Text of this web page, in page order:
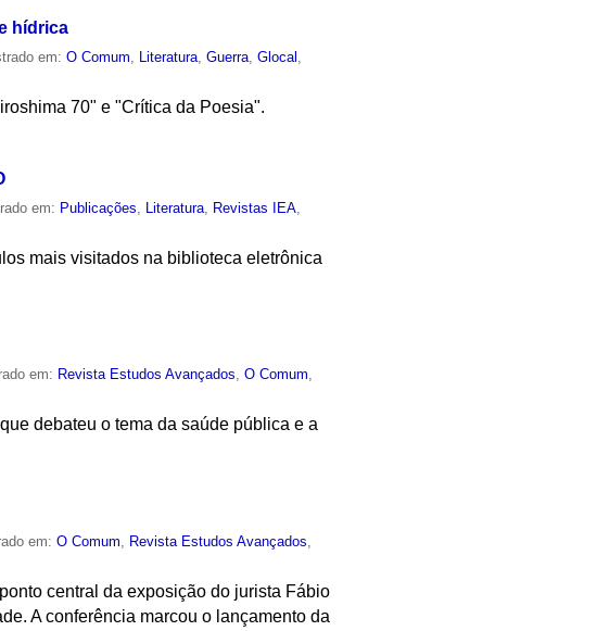
hídrica
em:O Comum Literatura ,Guerra ,Glocal
70" e "Crítica da Poesia".
em: Publicações Literatura Revistas IEA
mais visitados na biblioteca eletrônica
em: Revista Estudos Avançados,O Comum,
debateu o tema da saúde pública e a
em:O Comum, Revista Estudos Avançados,
central da exposição do jurista Fábio
A conferência marcou o lançamento da